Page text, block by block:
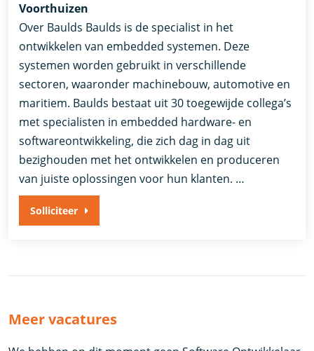
Voorthuizen
Over Baulds Baulds is de specialist in het
ontwikkelen van embedded systemen. Deze
systemen worden gebruikt in verschillende
sectoren, waaronder machinebouw, automotive en
maritiem. Baulds bestaat uit 30 toegewijde collega’s
met specialisten in embedded hardware- en
softwareontwikkeling, die zich dag in dag uit
bezighouden met het ontwikkelen en produceren
van juiste oplossingen voor hun klanten. …
Solliciteer
Meer vacatures